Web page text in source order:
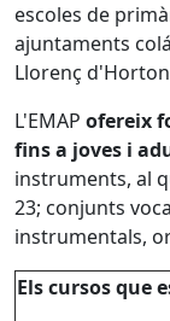
escoles de
ajuntaments
Llorenç
L'EMAP ofereix
fins a joves i
instruments, al
23; conjunts
instrumentals,
Els cursos que